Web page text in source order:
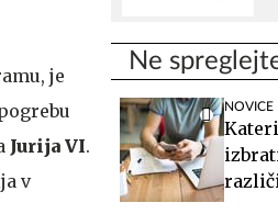
je
Jurija VI.
v
Ne
NOVICE